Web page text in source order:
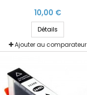
10,00 €
Détails
Ajouter au comparateur